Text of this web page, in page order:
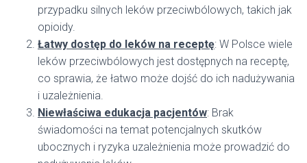
przypadku silnych leków przeciwbólowych, takich jak
opioidy.
Łatwy dostęp do leków na receptę: W Polsce wiele
leków przeciwbólowych jest dostępnych na receptę,
co sprawia, że łatwo może dojść do ich nadużywania
i uzależnienia.
Niewłaściwa edukacja pacjentów: Brak
świadomości na temat potencjalnych skutków
ubocznych i ryzyka uzależnienia może prowadzić do